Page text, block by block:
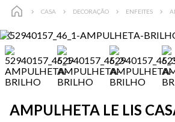
CASA DECORAÇÃO ENFEITES
AMPULHETA LE LIS